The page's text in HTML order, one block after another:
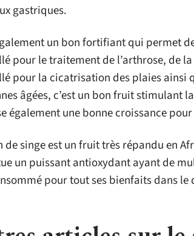
gastriques.
un bon fortifiant qui permet
pour le traitement de l’arthrose, de
pour la cicatrisation des plaies ainsi
âgées, c’est un bon fruit stimulant
également une bonne croissance
de singe est un fruit très répandu en
un puissant antioxydant ayant de
pour tout ses bienfaits dans